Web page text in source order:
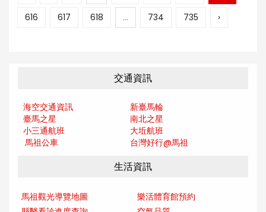
616
617 618 ... 734 735 ›
交通資訊
海空交通資訊
新臺馬輪
臺馬之星
南北之星
小三通航班
大坵航班
馬祖公車
台灣好行@馬祖
生活資訊
馬祖觀光導覽地圖
樂活體育館預約